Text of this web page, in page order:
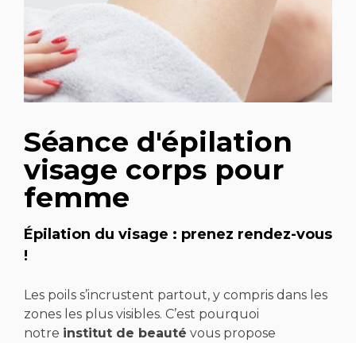
Séance d'épilation
visage corps pour
femme
Épilation du visage : prenez rendez-vous
!
Les poils s’incrustent partout, y compris dans les
zones les plus visibles. C’est pourquoi
notre institut de beauté vous propose